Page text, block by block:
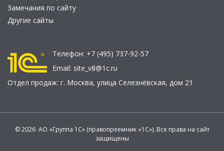
Замечания по сайту
Другие сайты
Телефон: +7 (495) 737-92-57
Email: site_v8@1c.ru
Отдел продаж: г. Москва, улица Селезнёвская, дом 21
© 2026 АО «Группа 1С» (правопреемник «1С»). Все права на сайт
защищены